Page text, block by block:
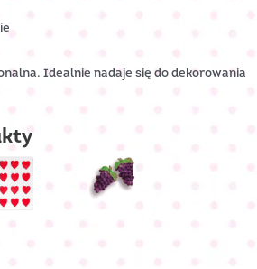
Idealnie nadaje się do dekorowania